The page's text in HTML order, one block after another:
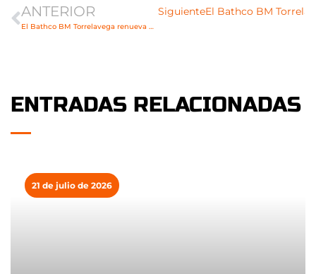
ANTERIOR
El Bathco BM Torrelavega renueva a Jakub Prokop por dos temporadas más
SiguienteEl Bathco BM
ENTRADAS RELACIONADAS
21 de julio de 2026